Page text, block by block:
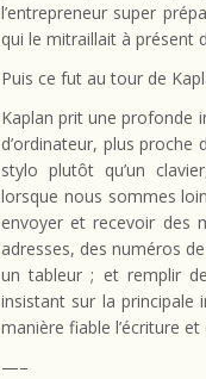
l’entrepreneur super
qui le mitraillait à présent
Puis ce fut au tour de
Kaplan prit une profonde
d’ordinateur, plus
stylo plutôt qu’un
lorsque nous sommes
envoyer et recevoir des
adresses, des numéros
un tableur ; et remplir
insistant sur la principale
manière fiable l’écriture
—–